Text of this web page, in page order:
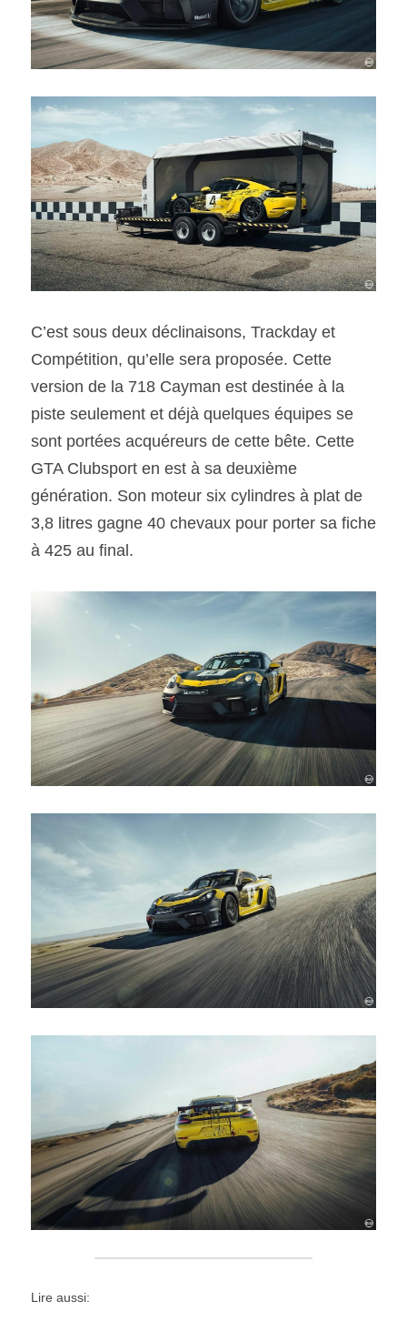
C’est sous deux déclinaisons, Trackday et
Compétition, qu’elle sera proposée. Cette
version de la 718 Cayman est destinée à la
piste seulement et déjà quelques équipes se
sont portées acquéreurs de cette bête. Cette
GTA Clubsport en est à sa deuxième
génération. Son moteur six cylindres à plat de
3,8 litres gagne 40 chevaux pour porter sa fiche
à 425 au final.
Lire aussi: